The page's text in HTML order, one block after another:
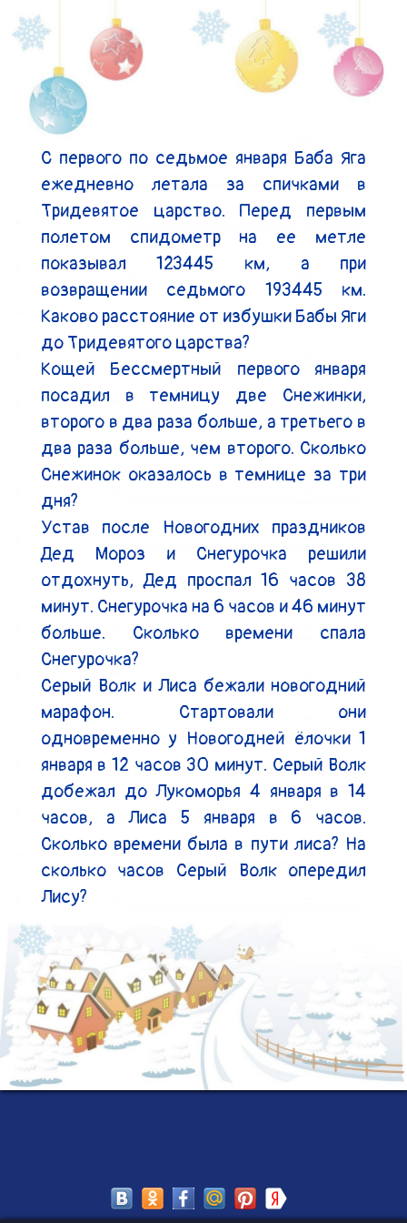
С первого по седьмое января Баба Яга
ежедневно летала за спичками в
Тридевятое царство. Перед первым
полетом спидометр на ее метле
показывал 123445 км, а при
возвращении седьмого 193445 км.
Каково расстояние от избушки Бабы Яги
до Тридевятого царства?
Кощей Бессмертный первого января
посадил в темницу две Снежинки,
второго в два раза больше, а третьего в
два раза больше, чем второго. Сколько
Снежинок оказалось в темнице за три
дня?
Устав после Новогодних праздников
Дед Мороз и Снегурочка решили
отдохнуть, Дед проспал 16 часов 38
минут. Снегурочка на 6 часов и 46 минут
больше. Сколько времени спала
Снегурочка?
Серый Волк и Лиса бежали новогодний
марафон. Стартовали они
одновременно у Новогодней ёлочки 1
января в 12 часов 30 минут. Серый Волк
добежал до Лукоморья 4 января в 14
часов, а Лиса 5 января в 6 часов.
Сколько времени была в пути лиса? На
сколько часов Серый Волк опередил
Лису?